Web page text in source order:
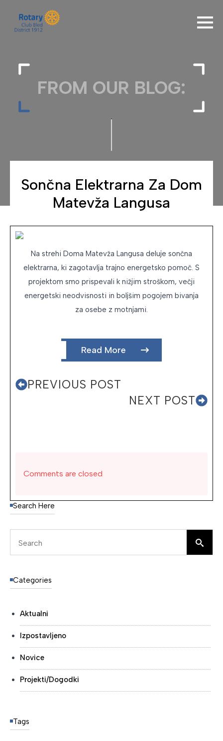
FROM OUR BLOG:
Sončna Elektrarna Za Dom
Matevža Langusa
Na strehi Doma Matevža Langusa deluje sončna
elektrarna, ki zagotavlja trajno energetsko pomoč. S
projektom smo prispevali k nižjim stroškom, večji
energetski neodvisnosti in boljšim pogojem bivanja
za osebe z motnjami.
Read More
PREVIOUS POST
NEXT POST
Comments are closed
Search Here
Categories
Aktualni
Izpostavljeno
Novice
Projekti/Dogodki
Tags